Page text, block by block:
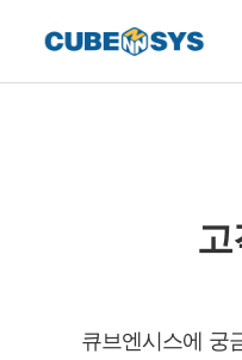
고
큐브엔시스에 궁